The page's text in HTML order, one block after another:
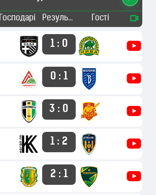
Господарі Результат Гості
1 : 0
0 : 1
3 : 0
1 : 2
2 : 1